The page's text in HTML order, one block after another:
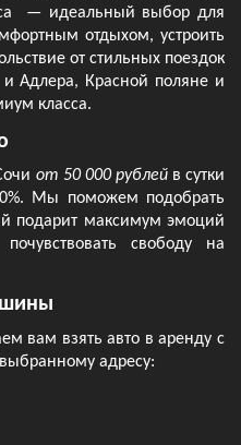
— идеальный выбор для
отдыхом, устроить
от стильных поездок
Адлера, Красной поляне и
класса.
от 50 000 рублейв сутки
Мы поможем подобрать
подарит максимум эмоций
свободу на
вам взять авто в аренду с
адресу: